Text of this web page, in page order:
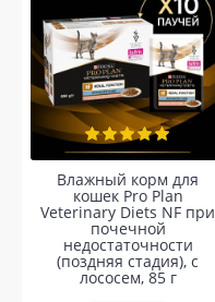
Влажный корм для
кошек Pro Plan
Veterinary Diets NF при
почечной
недостаточности
(поздняя стадия), с
лососем, 85 г